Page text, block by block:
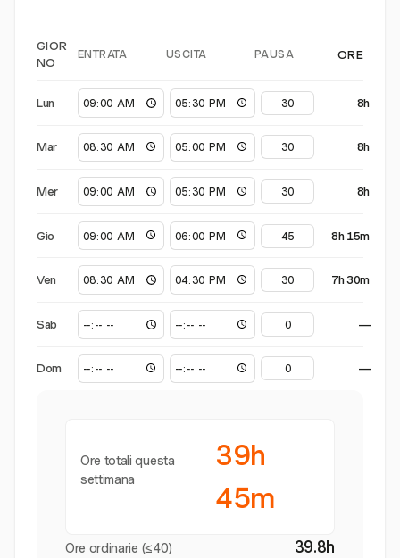
GIOR
NO
ENTRATA USCITA PAUSA ORE
Lun 8h
Mar 8h
Mer 8h
Gio 8h 15m
Ven 7h 30m
Sab —
Dom —
Ore totali questa
settimana
39h
45m
Ore ordinarie (≤40) 39.8h